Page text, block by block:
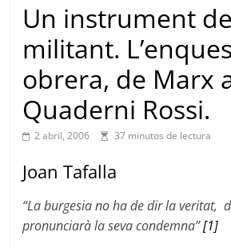
Un instrument
militant.
obrera, de Marx
Quaderni Rossi.
2 abril, 2006 37 minutos de lectura
Joan Tafalla
“La burgesia no ha de dir la veritat,
pronunciarà la seva condemna”[1]